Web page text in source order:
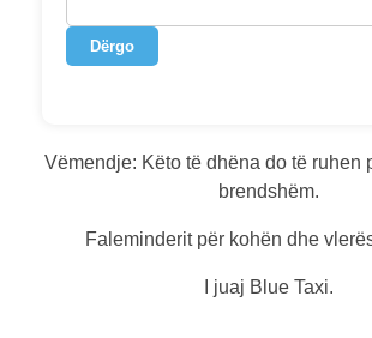
Dërgo
Vëmendje: Këto të dhëna do të ruhen
brendshëm.
Faleminderit për kohën dhe
I juaj Blue Taxi.